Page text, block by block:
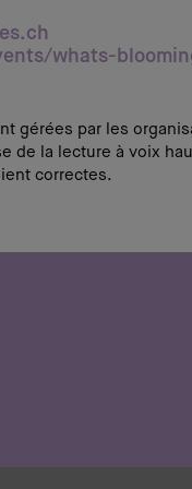
whats-
gérées par les
de la lecture à voix
correctes.